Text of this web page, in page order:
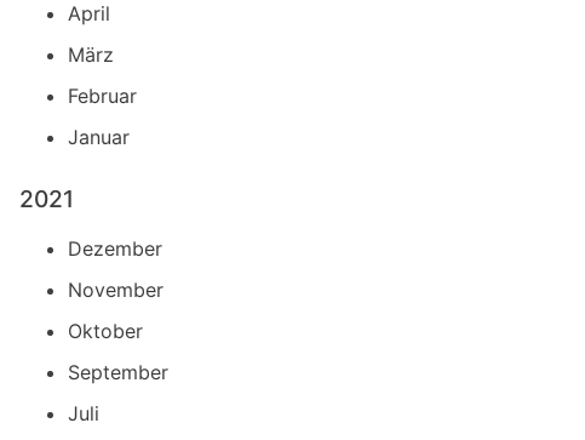
April
März
Februar
Januar
2021
Dezember
November
Oktober
September
Juli